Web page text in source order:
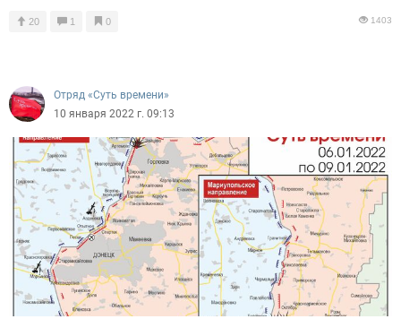
20 1 0 1403
Отряд «Суть времени»
10 января 2022 г. 09:13